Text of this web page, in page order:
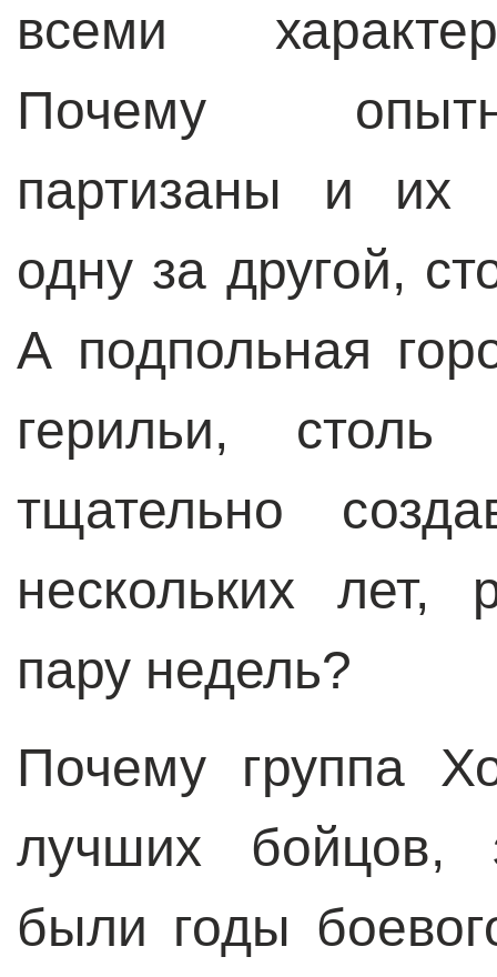
всеми
Почему
партизаны и их
одну за другой,
А подпольная
герильи,
тщательно
нескольких лет,
пару недель?
Почему группа
лучших бойцов,
были годы